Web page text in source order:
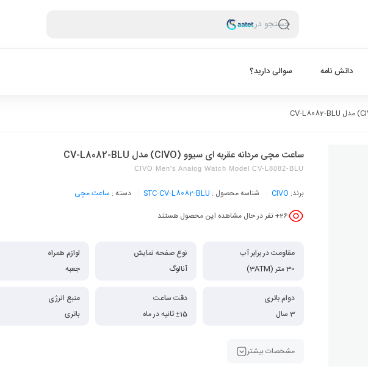
جستجو در
دانش نامه سوالی دارید؟
ساعت مچی مردانه عقربه ای سیوو (CIVO) مدل CV-L8082-BLU
CIVO Men's Analog Watch Model CV-L8082-BLU
برند: CIVO شناسه محصول : STC-CV-L8082-BLU دسته : ساعت مچی
26+ نفر در حال مشاهده این محصول هستند
مقاومت در برابر آب
30 متر (3ATM)
نوع صفحه نمایش
آنالوگ
لوازم همراه
جعبه
دوام باتری
3 سال
دقت ساعت
±15 ثانیه در ماه
منبع انرژی
باتری
مشخصات بیشتر